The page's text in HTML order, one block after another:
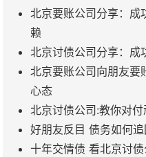
北京要账公司分享：成
赖
北京讨债公司分享：成
北京要账公司向朋友要
心态
北京讨债公司:教你对
好朋友反目 债务如何追
十年交情债 看北京讨债